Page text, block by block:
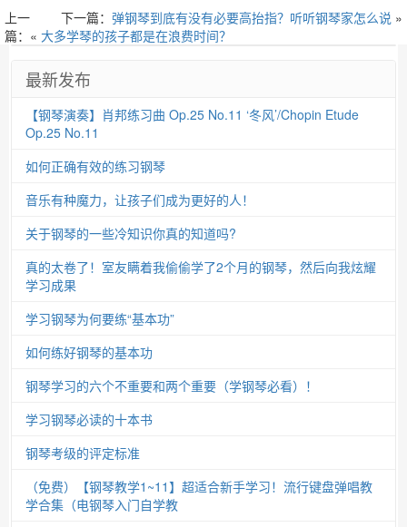
下一篇： 弹钢琴到底有没有必要高抬指？听听钢琴家怎么说 »
上一
篇：« 大多学琴的孩子都是在浪费时间？
最新发布
【钢琴演奏】肖邦练习曲 Op.25 No.11 ‘冬风’/Chopin Etude
Op.25 No.11
如何正确有效的练习钢琴
音乐有种魔力，让孩子们成为更好的人！
关于钢琴的一些冷知识你真的知道吗?
真的太卷了！室友瞒着我偷偷学了2个月的钢琴，然后向我炫耀
学习成果
学习钢琴为何要练“基本功”
如何练好钢琴的基本功
钢琴学习的六个不重要和两个重要（学钢琴必看）！
学习钢琴必读的十本书
钢琴考级的评定标准
（免费）【钢琴教学1~11】超适合新手学习！流行键盘弹唱教
学合集（电钢琴入门自学教